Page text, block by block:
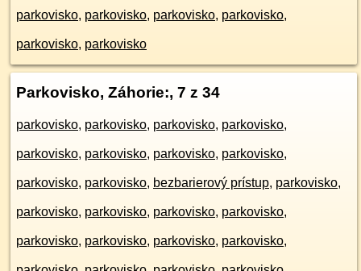
parkovisko, parkovisko, parkovisko, parkovisko,
parkovisko, parkovisko
Parkovisko, Záhorie:, 7 z 34
parkovisko, parkovisko, parkovisko, parkovisko,
parkovisko, parkovisko, parkovisko, parkovisko,
parkovisko, parkovisko, bezbarierový prístup, parkovisko,
parkovisko, parkovisko, parkovisko, parkovisko,
parkovisko, parkovisko, parkovisko, parkovisko,